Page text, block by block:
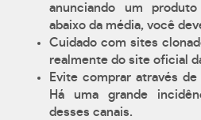
anunciando um
abaixo da média, você
Cuidado com sites
realmente do site oficial
Evite comprar através
Há uma grande
desses canais.